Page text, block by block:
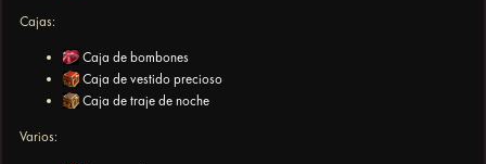
Cajas:
Caja de bombones
Caja de vestido precioso
Caja de traje de noche
Varios: